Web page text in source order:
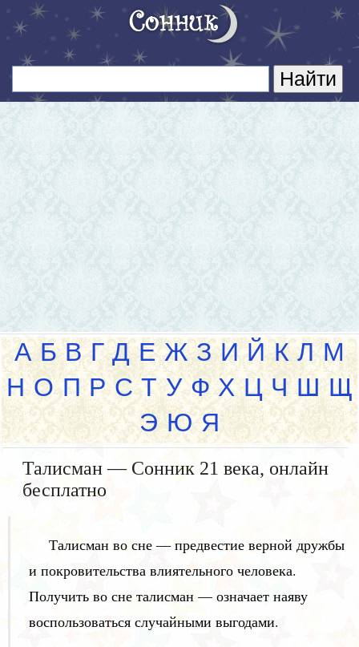
А Б В Г Д Е Ж З И Й К Л М
Н О П Р С Т У Ф Х Ц Ч Ш Щ
Э Ю Я
Талисман — Сонник 21 века, онлайн
бесплатно
Талисман во сне — предвестие верной дружбы
и покровительства влиятельного человека.
Получить во сне талисман — означает наяву
воспользоваться случайными выгодами.